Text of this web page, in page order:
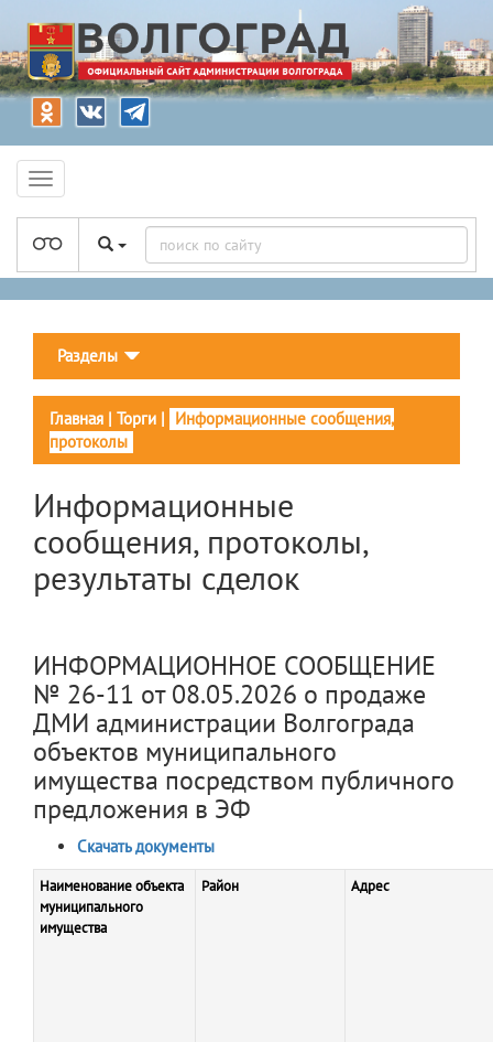
Разделы
Главная | Торги | Информационные сообщения,
протоколы
Информационные
сообщения, протоколы,
результаты сделок
ИНФОРМАЦИОННОЕ СООБЩЕНИЕ
№ 26-11 от 08.05.2026 о продаже
ДМИ администрации Волгограда
объектов муниципального
имущества посредством публичного
предложения в ЭФ
Скачать документы
Наименование объекта
муниципального
имущества
Район Адрес